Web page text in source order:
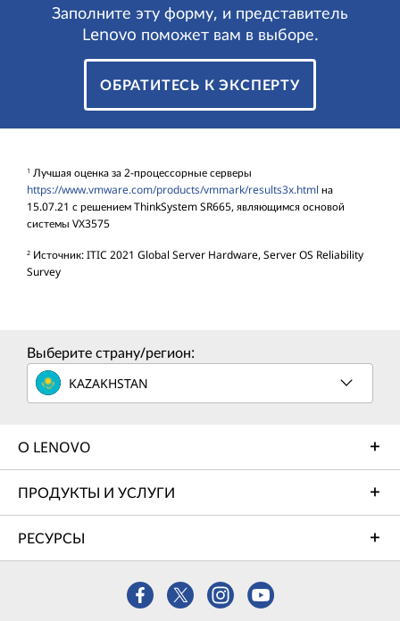
Заполните эту форму, и представитель
Lenovo поможет вам в выборе.
ОБРАТИТЕСЬ К ЭКСПЕРТУ
1 Лучшая оценка за 2-процессорные серверы
https://www.vmware.com/products/vmmark/results3x.html на
15.07.21 с решением ThinkSystem SR665, являющимся основой
системы VX3575
2 Источник: ITIC 2021 Global Server Hardware, Server OS Reliability
Survey
Выберите страну/регион:
KAZAKHSTAN
О LENOVO
ПРОДУКТЫ И УСЛУГИ
РЕСУРСЫ